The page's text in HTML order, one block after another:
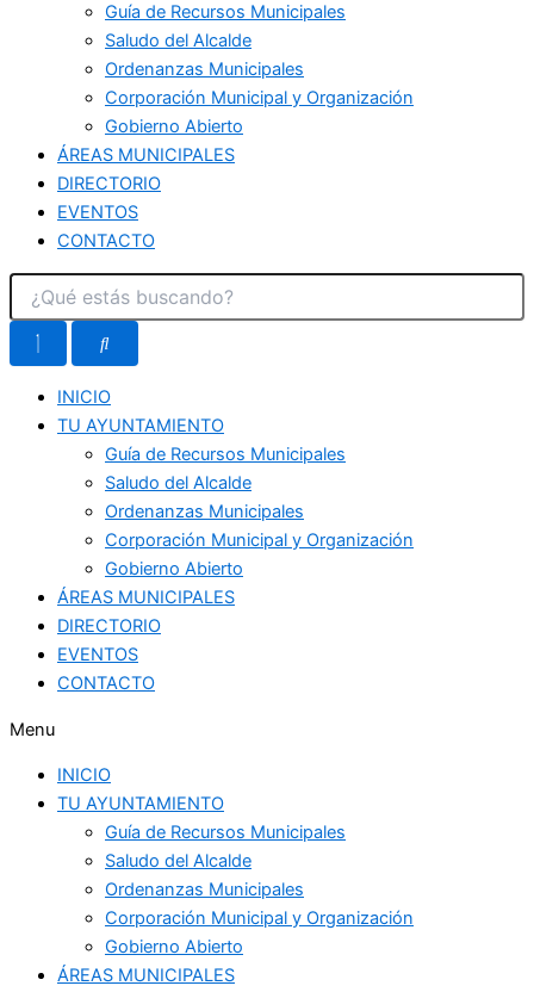
Guía de Recursos Municipales
Saludo del Alcalde
Ordenanzas Municipales
Corporación Municipal y Organización
Gobierno Abierto
ÁREAS MUNICIPALES
DIRECTORIO
EVENTOS
CONTACTO
INICIO
TU AYUNTAMIENTO
Guía de Recursos Municipales
Saludo del Alcalde
Ordenanzas Municipales
Corporación Municipal y Organización
Gobierno Abierto
ÁREAS MUNICIPALES
DIRECTORIO
EVENTOS
CONTACTO
Menu
INICIO
TU AYUNTAMIENTO
Guía de Recursos Municipales
Saludo del Alcalde
Ordenanzas Municipales
Corporación Municipal y Organización
Gobierno Abierto
ÁREAS MUNICIPALES